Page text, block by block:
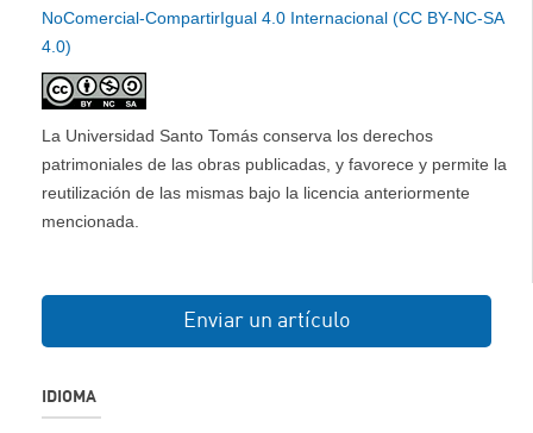
NoComercial-CompartirIgual 4.0 Internacional (CC BY-NC-SA
4.0)
La Universidad Santo Tomás conserva los derechos
patrimoniales de las obras publicadas, y favorece y permite la
reutilización de las mismas bajo la licencia anteriormente
mencionada.
Enviar un artículo
IDIOMA